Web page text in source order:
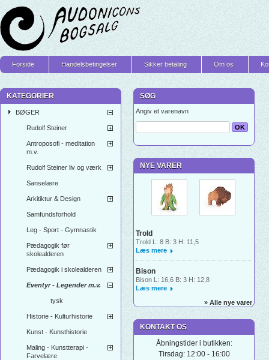
Forside Handelsbetingelser Sikker betaling Om os
KATEGORIER
BØGER
Rudolf Steiner
Antroposofi - meditation
m.v.
Rudolf Steiner liv og værk
Sanselære
Arkitiktur & Design
Samfundsforhold
Leg - Sport - Gymnastik
Pædagogik før
skolealderen
Pædagogik i skolealderen
Eventyr - Legender m.v.
tysk
Historie - Kulturhistorie
Kunst - Kunsthistorie
Maling - Kunstterapi -
Farvelære
SØG
Angiv et varenavn
NYE VARER
Trold
Trold L: 8 B: 3 H: 11,5
Læs mere
Bison
Bison L: 16,6 B: 3 H: 12,8
Læs mere
» Alle nye varer
KONTAKT OS
Åbningstider i butikken:
Tirsdag: 12:00 - 16:00